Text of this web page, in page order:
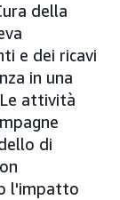
della
e dei ricavi
in una
attività
di
l'impatto